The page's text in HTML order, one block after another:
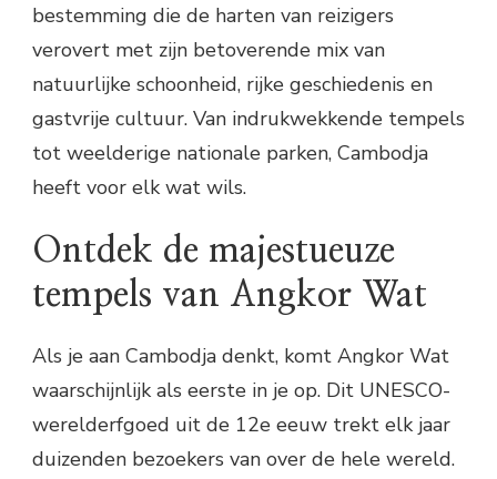
bestemming die de harten van reizigers
verovert met zijn betoverende mix van
natuurlijke schoonheid, rijke geschiedenis en
gastvrije cultuur. Van indrukwekkende tempels
tot weelderige nationale parken, Cambodja
heeft voor elk wat wils.
Ontdek de majestueuze
tempels van Angkor Wat
Als je aan Cambodja denkt, komt Angkor Wat
waarschijnlijk als eerste in je op. Dit UNESCO-
werelderfgoed uit de 12e eeuw trekt elk jaar
duizenden bezoekers van over de hele wereld.